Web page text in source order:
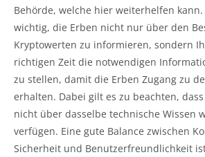
Behörde, welche hier weiterhelfen kann.
wichtig, die Erben nicht nur über den
Kryptowerten zu informieren, sondern
richtigen Zeit die notwendigen
zu stellen, damit die Erben Zugang zu
erhalten. Dabei gilt es zu beachten,
nicht über dasselbe technische Wissen
verfügen. Eine gute Balance zwischen
Sicherheit und Benutzerfreundlichkeit